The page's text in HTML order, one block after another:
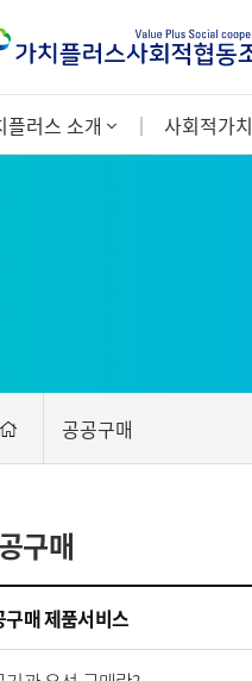
플러스 소개 사회적가치
공공구매
구매
구매 제품서비스